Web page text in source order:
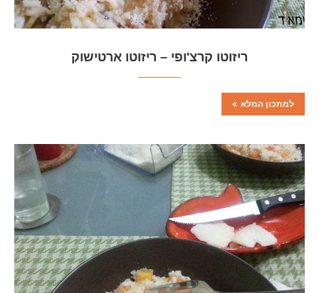
ריזוטו קרצ'ופי – ריזוטו ארטישוק
למתכון המלא